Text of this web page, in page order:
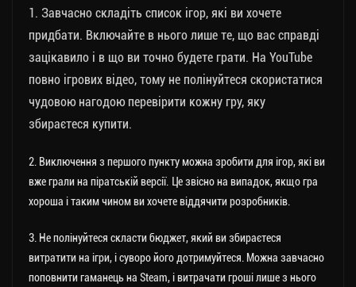
1. Завчасно складіть список ігор, які ви хочете
придбати. Включайте в нього лише те, що вас справді
зацікавило і в що ви точно будете грати. На YouTube
повно ігрових відео, тому не полінуйтеся скористатися
чудовою нагодою перевірити кожну гру, яку
збираєтеся купити.
2. Виключення з першого пункту можна зробити для ігор, які ви
вже грали на піратській версії. Це звісно на випадок, якщо гра
хороша і таким чином ви хочете віддячити розробників.
3. Не полінуйтеся скласти бюджет, який ви збираєтеся
витратити на ігри, і суворо його дотримуйтеся. Можна завчасно
поповнити гаманець на Steam, і витрачати гроші лише з нього